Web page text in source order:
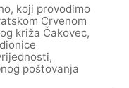
koji provodimo
Crvenom
križa Čakovec,
poštovanja